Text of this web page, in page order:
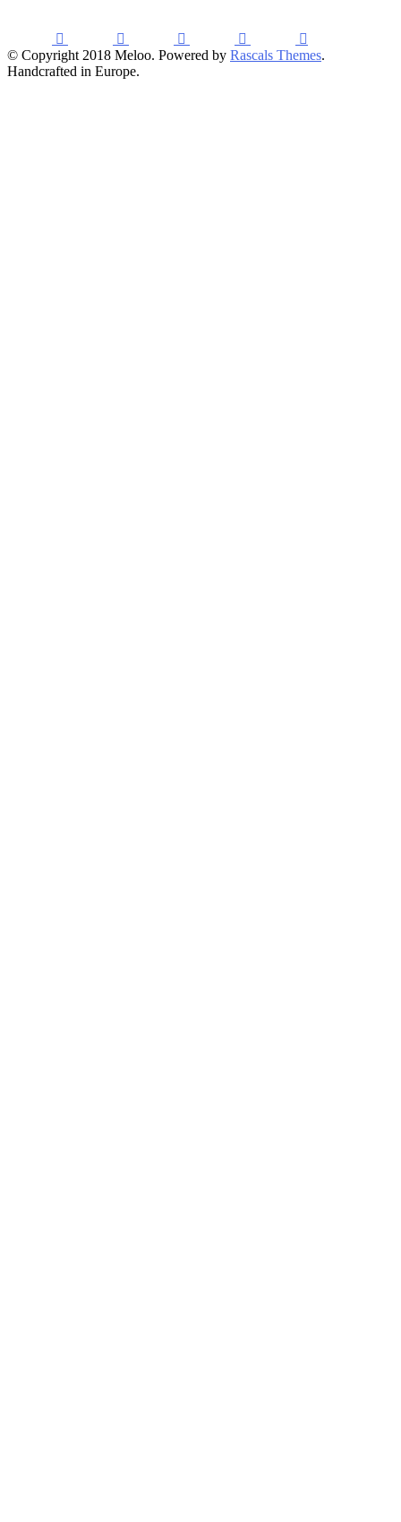
© Copyright 2018 Meloo. Powered by Rascals Themes.
Handcrafted in Europe.